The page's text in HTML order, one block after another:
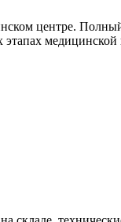
центре.
этапах